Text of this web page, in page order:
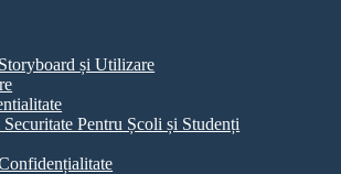
și Utilizare
Pentru Școli și Studenți